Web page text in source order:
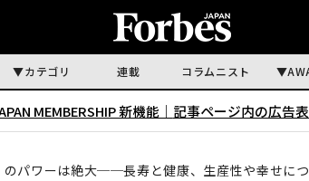
カテゴリ 連載 コラムニスト
MEMBERSHIP 新機能｜ 記事ページ内の広告
のパワーは絶大──長寿と健康、生産性や幸せに